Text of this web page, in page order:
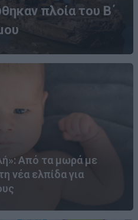
πλοία του Β΄
Από τα μωρά με
νέα ελπίδα για